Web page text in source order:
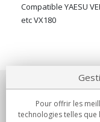
Compatible YAESU
etc VX180
Notre société
Pour offrir les
technologies telles